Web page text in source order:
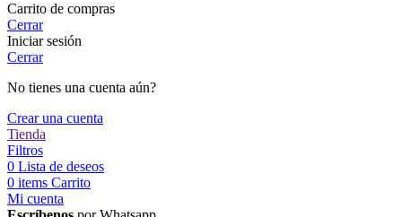
Carrito de compras
Cerrar
Iniciar sesión
Cerrar
No tienes una cuenta aún?
Crear una cuenta
Tienda
Filtros
0 Lista de deseos
0 items Carrito
Mi cuenta